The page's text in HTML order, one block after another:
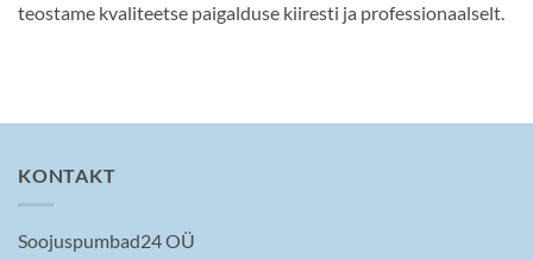
teostame kvaliteetse paigalduse kiiresti ja professionaalselt.
KONTAKT
Soojuspumbad24 OÜ